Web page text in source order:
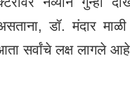
डॉ. मंदार
सर्वांचे लक्ष लागले